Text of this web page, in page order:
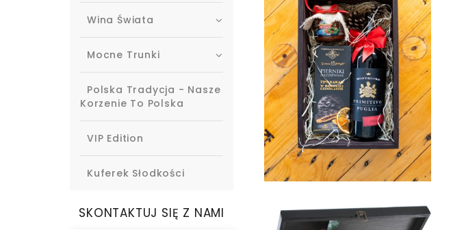
Wina Świata
Mocne Trunki
Polska Tradycja - Nasze
Korzenie To Polska
VIP Edition
Kuferek Słodkości
SKONTAKTUJ SIĘ Z NAMI